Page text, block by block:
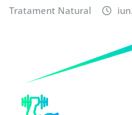
Tratament Natural